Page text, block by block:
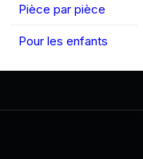
Pièce par pièce
Pour les enfants